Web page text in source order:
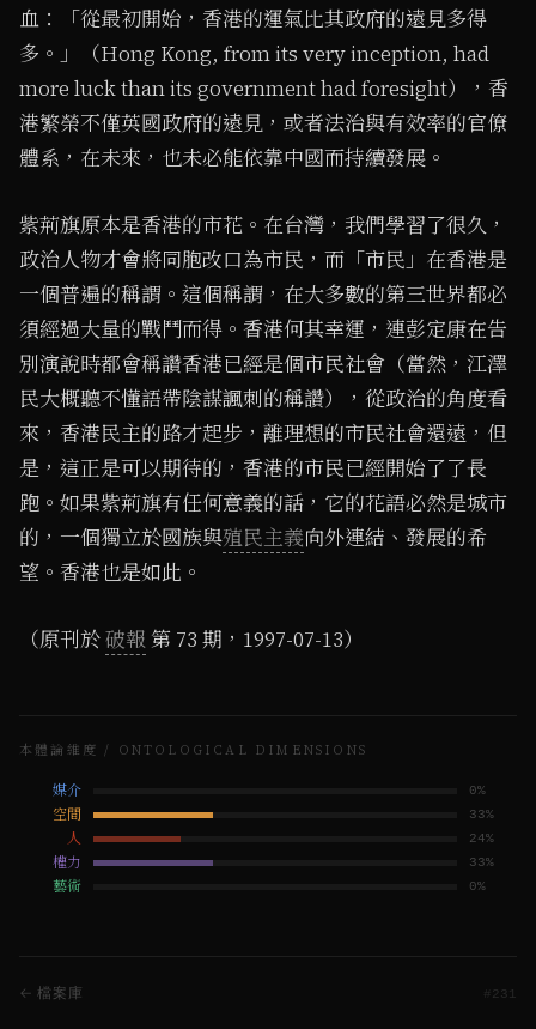
血：「從最初開始，香港的運氣比其政府的遠見多得
多。」（Hong Kong, from its very inception, had
more luck than its government had foresight），香
港繁榮不僅英國政府的遠見，或者法治與有效率的官僚
體系，在未來，也未必能依靠中國而持續發展。
紫荊旗原本是香港的市花。在台灣，我們學習了很久，
政治人物才會將同胞改口為市民，而「市民」在香港是
一個普遍的稱謂。這個稱謂，在大多數的第三世界都必
須經過大量的戰鬥而得。香港何其幸運，連彭定康在告
別演說時都會稱讚香港已經是個市民社會（當然，江澤
民大概聽不懂語帶陰謀諷刺的稱讚），從政治的角度看
來，香港民主的路才起步，離理想的市民社會還遠，但
是，這正是可以期待的，香港的市民已經開始了了長
跑。如果紫荊旗有任何意義的話，它的花語必然是城市
的，一個獨立於國族與殖民主義向外連結、發展的希
望。香港也是如此。
（原刊於破報第 73 期，1997-07-13）
本體論維度 / ONTOLOGICAL DIMENSIONS
媒介 0%
空間 33%
人 24%
權力 33%
藝術 0%
← 檔案庫 231